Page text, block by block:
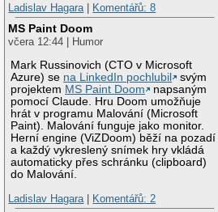
Ladislav Hagara Komentářů: 8
MS Paint Doom
včera 12:44 | Humor
Mark Russinovich (CTO v Microsoft
Azure) se na LinkedIn pochlubil
svým
projektem MS Paint Doom
napsaným
pomocí Claude. Hru Doom umožňuje
hrát v programu Malování (Microsoft
Paint). Malování funguje jako monitor.
Herní engine (ViZDoom) běží na pozadí
a každý vykreslený snímek hry vkládá
automaticky přes schránku (clipboard)
do Malování.
Ladislav Hagara
Komentářů: 2